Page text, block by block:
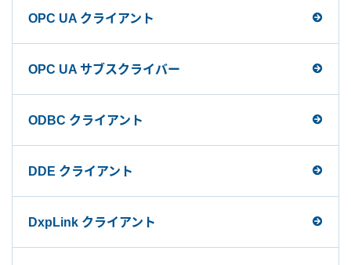
OPC UA クライアント
OPC UA サブスクライバー
ODBC クライアント
DDE クライアント
DxpLink クライアント